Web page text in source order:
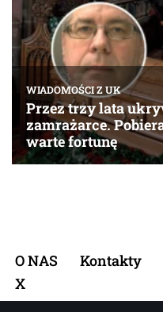
O NAS Kontakty
X